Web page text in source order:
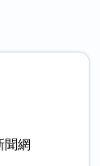
聞網